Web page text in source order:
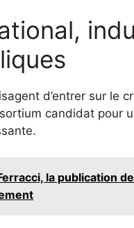
d’entrer sur le
candidat pour
la publication